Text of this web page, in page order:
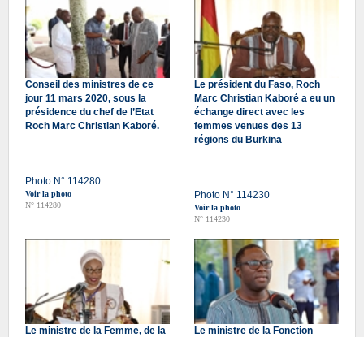
Conseil des ministres de ce
jour 11 mars 2020, sous la
présidence du chef de l’Etat
Roch Marc Christian Kaboré.
Photo N° 114280
Voir la photo
N° 114280
Le président du Faso, Roch
Marc Christian Kaboré a eu un
échange direct avec les
femmes venues des 13
régions du Burkina
Photo N° 114230
Voir la photo
N° 114230
Le ministre de la Femme, de la
Le ministre de la Fonction